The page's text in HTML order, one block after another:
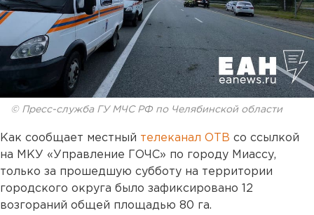
© Пресс-служба ГУ МЧС РФ по Челябинской области
Как сообщает местный телеканал ОТВ со ссылкой
на МКУ «Управление ГОЧС» по городу Миассу,
только за прошедшую субботу на территории
городского округа было зафиксировано 12
возгораний общей площадью 80 га.